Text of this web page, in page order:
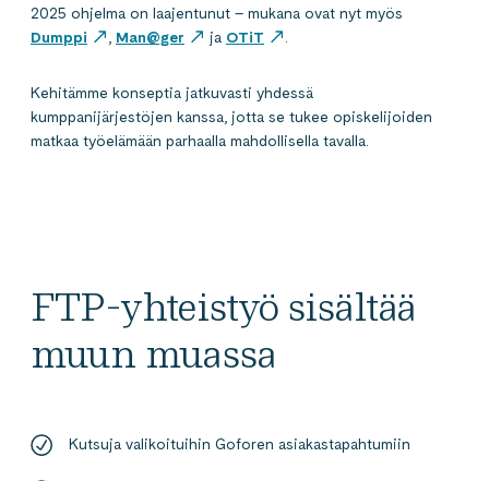
2025 ohjelma on laajentunut – mukana ovat nyt myös
Dumppi
, Man@ger ja OTiT .
Kehitämme konseptia jatkuvasti yhdessä
kumppanijärjestöjen kanssa, jotta se tukee opiskelijoiden
matkaa työelämään parhaalla mahdollisella tavalla.
FTP-yhteistyö sisältää
muun muassa
Kutsuja valikoituihin Goforen asiakastapahtumiin